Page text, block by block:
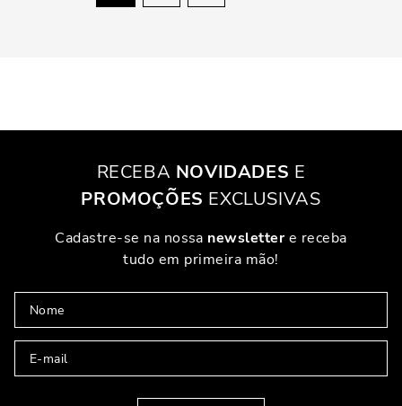
RECEBA NOVIDADES E
PROMOÇÕES EXCLUSIVAS
Cadastre-se na nossa newslettere receba
tudo em primeira mão!